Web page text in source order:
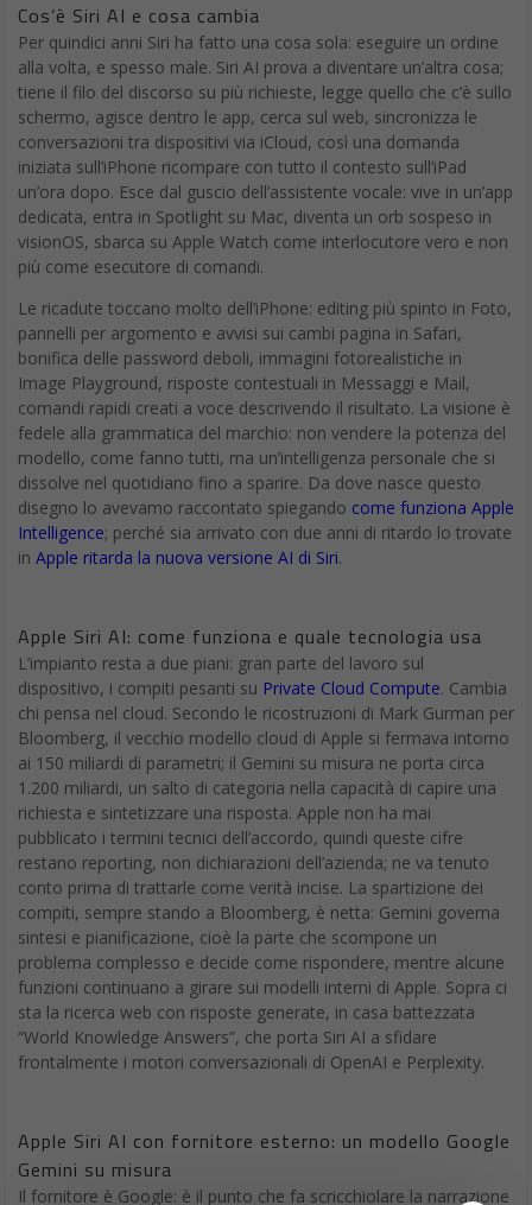
Cos’è Siri AI e cosa cambia
Per quindici anni Siri ha fatto una cosa sola: eseguire un ordine
alla volta, e spesso male. Siri AI prova a diventare un’altra cosa;
tiene il filo del discorso su più richieste, legge quello che c’è sullo
schermo, agisce dentro le app, cerca sul web, sincronizza le
conversazioni tra dispositivi via iCloud, così una domanda
iniziata sull’iPhone ricompare con tutto il contesto sull’iPad
un’ora dopo. Esce dal guscio dell’assistente vocale: vive in un’app
dedicata, entra in Spotlight su Mac, diventa un orb sospeso in
visionOS, sbarca su Apple Watch come interlocutore vero e non
più come esecutore di comandi.
Le ricadute toccano molto dell’iPhone: editing più spinto in Foto,
pannelli per argomento e avvisi sui cambi pagina in Safari,
bonifica delle password deboli, immagini fotorealistiche in
Image Playground, risposte contestuali in Messaggi e Mail,
comandi rapidi creati a voce descrivendo il risultato. La visione è
fedele alla grammatica del marchio: non vendere la potenza del
modello, come fanno tutti, ma un’intelligenza personale che si
dissolve nel quotidiano fino a sparire. Da dove nasce questo
disegno lo avevamo raccontato spiegando come funziona Apple
Intelligence; perché sia arrivato con due anni di ritardo lo trovate
in Apple ritarda la nuova versione AI di Siri.
Apple Siri AI: come funziona e quale tecnologia usa
L’impianto resta a due piani: gran parte del lavoro sul
dispositivo, i compiti pesanti su Private Cloud Compute. Cambia
chi pensa nel cloud. Secondo le ricostruzioni di Mark Gurman per
Bloomberg, il vecchio modello cloud di Apple si fermava intorno
ai 150 miliardi di parametri; il Gemini su misura ne porta circa
1.200 miliardi, un salto di categoria nella capacità di capire una
richiesta e sintetizzare una risposta. Apple non ha mai
pubblicato i termini tecnici dell’accordo, quindi queste cifre
restano reporting, non dichiarazioni dell’azienda; ne va tenuto
conto prima di trattarle come verità incise. La spartizione dei
compiti, sempre stando a Bloomberg, è netta: Gemini governa
sintesi e pianificazione, cioè la parte che scompone un
problema complesso e decide come rispondere, mentre alcune
funzioni continuano a girare sui modelli interni di Apple. Sopra ci
sta la ricerca web con risposte generate, in casa battezzata
“World Knowledge Answers”, che porta Siri AI a sfidare
frontalmente i motori conversazionali di OpenAI e Perplexity.
Apple Siri AI con fornitore esterno: un modello Google
Gemini su misura
Il fornitore è Google: è il punto che fa scricchiolare la narrazione